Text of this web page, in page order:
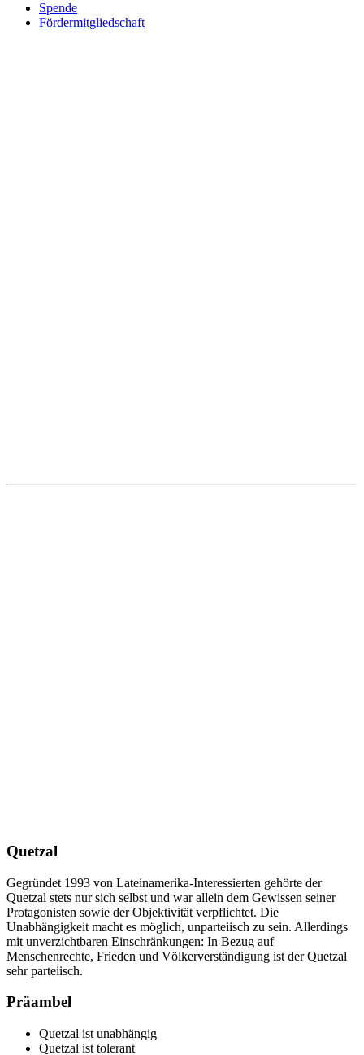
Spende
Fördermitgliedschaft
Quetzal
Gegründet 1993 von Lateinamerika-Interessierten gehörte der
Quetzal stets nur sich selbst und war allein dem Gewissen seiner
Protagonisten sowie der Objektivität verpflichtet. Die
Unabhängigkeit macht es möglich, unparteiisch zu sein. Allerdings
mit unverzichtbaren Einschränkungen: In Bezug auf
Menschenrechte, Frieden und Völkerverständigung ist der Quetzal
sehr parteiisch.
Präambel
Quetzal ist unabhängig
Quetzal ist tolerant